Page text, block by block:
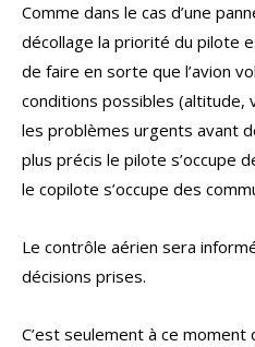
Comme dans le cas d’une
décollage la priorité du pilote
de faire en sorte que l’avion
conditions possibles
les problèmes urgents avant
plus précis le pilote s’occupe
le copilote s’occupe des
Le contrôle aérien sera
décisions prises.
C’est seulement à ce moment